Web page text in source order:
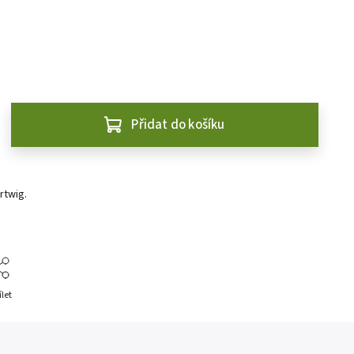
Přidat do košíku